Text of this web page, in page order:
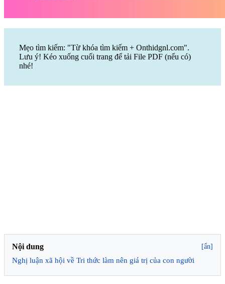
Mẹo tìm kiếm: "Từ khóa tìm kiếm + Onthidgnl.com".
Lưu ý! Kéo xuống cuối trang để tải File PDF (nếu có)
nhé!
Nội dung [ẩn]
Nghị luận xã hội về Tri thức làm nên giá trị của con người